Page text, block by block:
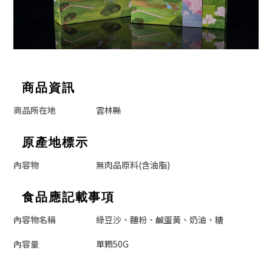
商品資訊
商品所在地 雲林縣
原產地標示
內容物 無肉品原料(含油脂)
食品應記載事項
內容物名稱
綠豆沙、麵粉、鹹蛋黃、奶油、糖
內容量
單顆50G